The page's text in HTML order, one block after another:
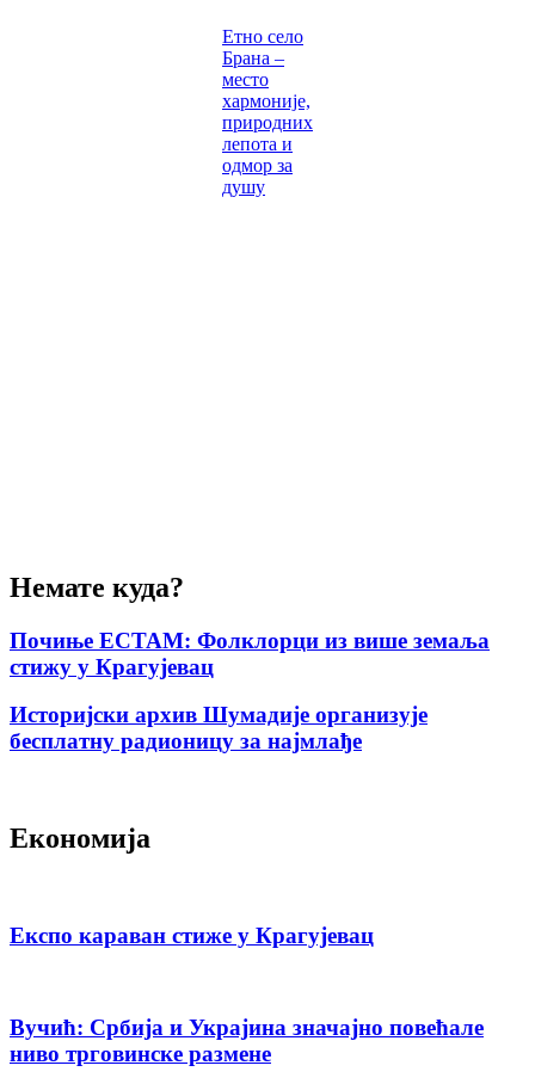
Етно село
Брана –
место
хармоније,
природних
лепота и
одмор за
душу
Немате куда?
Почиње ЕСТАМ: Фолклорци из више земаља
стижу у Крагујевац
Историјски архив Шумадије организује
бесплатну радионицу за најмлађе
Економија
Експо караван стиже у Крагујевац
Вучић: Србија и Украјина значајно повећале
ниво трговинске размене